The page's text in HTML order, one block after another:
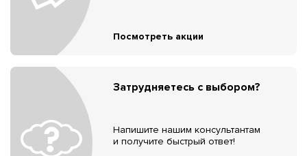
Посмотреть акции
Затрудняетесь с выбором?
Напишите нашим консультантам
и получите быстрый ответ!